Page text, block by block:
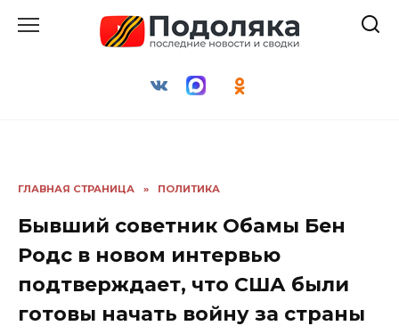
ГЛАВНАЯ СТРАНИЦА » ПОЛИТИКА
Бывший советник Обамы Бен
Родс в новом интервью
подтверждает, что США были
готовы начать войну за страны